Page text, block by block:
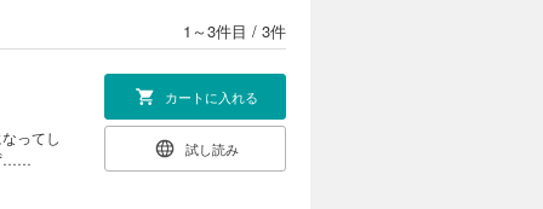
1～3件目 / 3件
ってし
……
カートに入れる
試し読み